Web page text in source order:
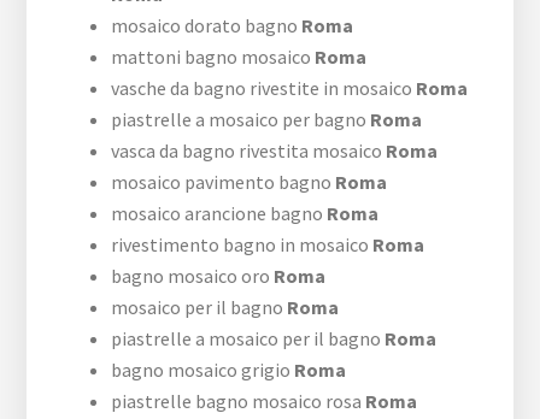
mosaico dorato bagno Roma
mattoni bagno mosaico Roma
vasche da bagno rivestite in mosaico Roma
piastrelle a mosaico per bagno Roma
vasca da bagno rivestita mosaico Roma
mosaico pavimento bagno Roma
mosaico arancione bagno Roma
rivestimento bagno in mosaico Roma
bagno mosaico oro Roma
mosaico per il bagno Roma
piastrelle a mosaico per il bagno Roma
bagno mosaico grigio Roma
piastrelle bagno mosaico rosa Roma